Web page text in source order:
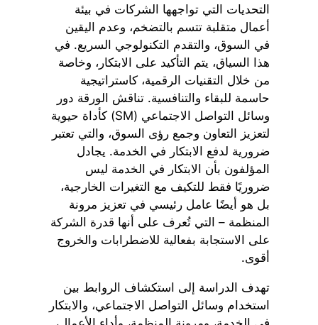
التحديات التي تواجهها الشركات في بيئة
أعمال متقلبة تتسم بالتضخم، وعدم اليقين
في السوق، والتقدم التكنولوجي السريع. في
هذا السياق، يتم التأكيد على الابتكار، وخاصة
من خلال التقنيات الرقمية، كاستراتيجية
حاسمة للبقاء والتنافسية. تناقش الورقة دور
وسائل التواصل الاجتماعي (SM) كأداة حيوية
لتعزيز التعاون وجمع رؤى السوق، والتي تعتبر
ضرورية لدفع الابتكار في الخدمة. يجادل
المؤلفون بأن الابتكار في الخدمة ليس
ضروريًا فقط للتكيف مع التغيرات الخارجية،
بل هو أيضًا عامل رئيسي في تعزيز مرونة
المنظمة – التي تُعرف على أنها قدرة الشركة
على الاستجابة بفعالية للاضطرابات والخروج
أقوى.
تهدف الدراسة إلى استكشاف الروابط بين
استخدام وسائل التواصل الاجتماعي، والابتكار